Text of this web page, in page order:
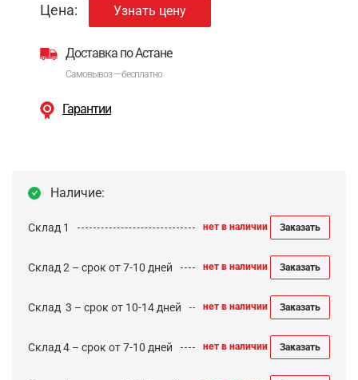
Цена: Узнать цену
Доставка по Астане
Самовывоз — бесплатно
Гарантии
Наличие:
Склад 1 нет в наличии Заказать
Склад 2 – срок от 7-10 дней нет в наличии Заказать
Cклад 3 – срок от 10-14 дней нет в наличии Заказать
Склад 4 – срок от 7-10 дней нет в наличии Заказать